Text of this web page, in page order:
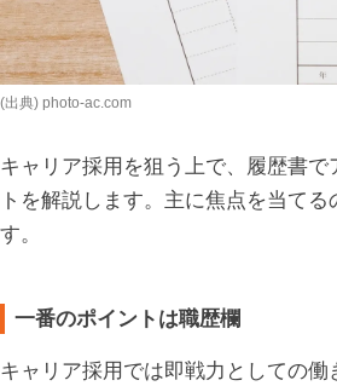
(出典) photo-ac.com
キャリア採用を狙う上で、履歴書で
トを解説します。主に焦点を当て
す。
一番のポイントは職歴欄
キャリア採用では即戦力としての働